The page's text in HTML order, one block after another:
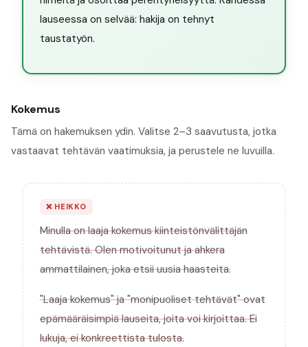
lauseessa on selvää: hakija on tehnyt
taustatyön.
Kokemus
Tämä on hakemuksen ydin. Valitse 2–3 saavutusta, jotka
vastaavat tehtävän vaatimuksia, ja perustele ne luvuilla.
❌HEIKKO
Minulla on laaja kokemus kiinteistönvälittäjän
tehtävistä. Olen motivoitunut ja ahkera
ammattilainen, joka etsii uusia haasteita.
"Laaja kokemus" ja "monipuoliset tehtävät" ovat
epämääräisimpiä lauseita, joita voi kirjoittaa. Ei
lukuja, ei konkreettista tulosta.